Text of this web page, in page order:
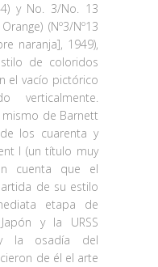
y No. 3/No. 13
(Nº3/Nº13
naranja], 1949),
de coloridos
el vacío pictórico
verticalmente.
de Barnett
los cuarenta y
I (un título muy
cuenta que el
de su estilo
etapa de
y la URSS
la osadía del
de él el arte